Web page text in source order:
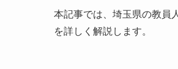
本記事では、埼玉県の教員
を詳しく解説します。